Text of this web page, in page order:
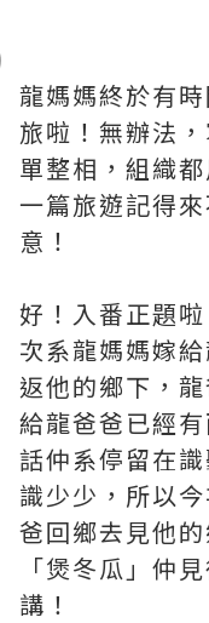
龍媽媽終於有
旅啦！無辦法
單整相，組織
一篇旅遊記得
意！
好！入番正題
次系龍媽媽嫁
返他的鄉下，
給龍爸爸已經
話仲系停留在
識少少，所以
爸回鄉去見他
「煲冬瓜」仲
講！